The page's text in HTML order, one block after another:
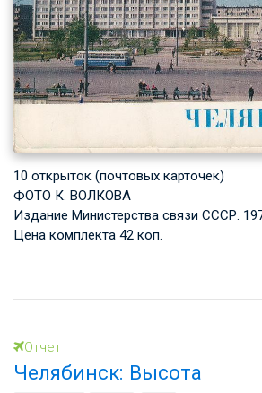
10 открыток (почтовых карточек)
ФОТО К. ВОЛКОВА
Издание Министерства связи СССР.
Цена комплекта 42 коп.
Отчет
Челябинск: Высота